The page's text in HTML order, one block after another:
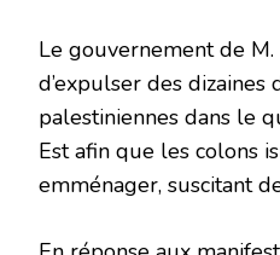
Le gouvernement de
d’expulser des dizaines
palestiniennes dans le
Est afin que les colons
emménager, suscitant